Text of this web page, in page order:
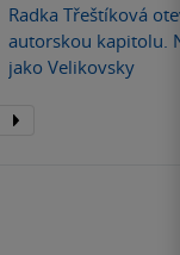
Radka Třeštíková
autorskou kapitolu.
jako Velikovsky